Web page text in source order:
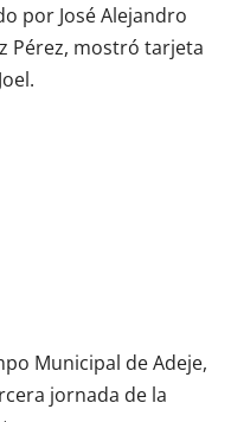
por José Alejandro
Pérez, mostró tarjeta
Municipal de Adeje,
jornada de la